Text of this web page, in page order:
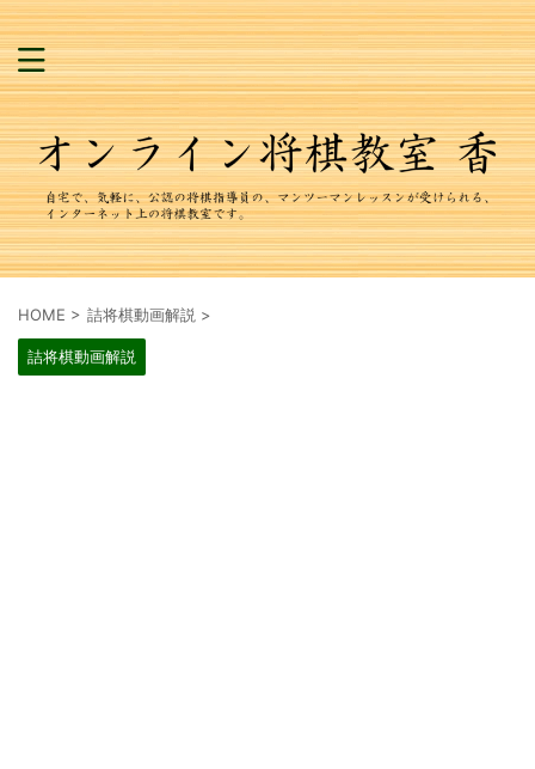
HOME > 詰将棋動画解説 >
詰将棋動画解説